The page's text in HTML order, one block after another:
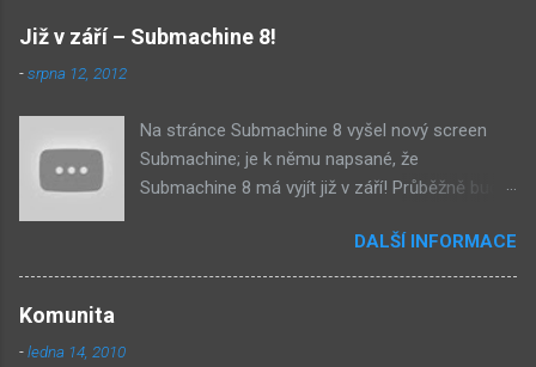
Již v září – Submachine 8!
-srpna 12, 2012
Na stránce Submachine 8 vyšel nový screen
Submachine; je k němu napsané, že
Submachine 8 má vyjít již v září! Průběžně budu
zveřejněný materiál ze Submachine 8. Zvukové
pozadí menu. První screen, který se na stránce
DALŠÍ INFORMACE
Komunita
-ledna 14, 2010